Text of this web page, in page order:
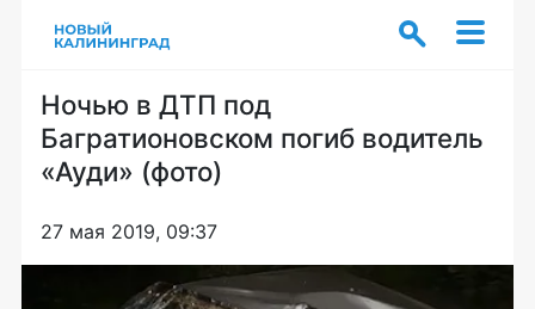
Ночью в ДТП под
Багратионовском погиб водитель
«Ауди» (фото)
27 мая 2019, 09:37